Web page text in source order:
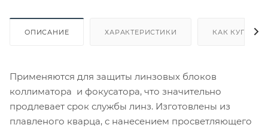
ОПИСАНИЕ ХАРАКТЕРИСТИКИ КАК КУПИТЬ
Применяются для защиты линзовых блоков
коллиматора и фокусатора, что значительно
продлевает срок службы линз. Изготовлены из
плавленого кварца, с нанесением просветляющего